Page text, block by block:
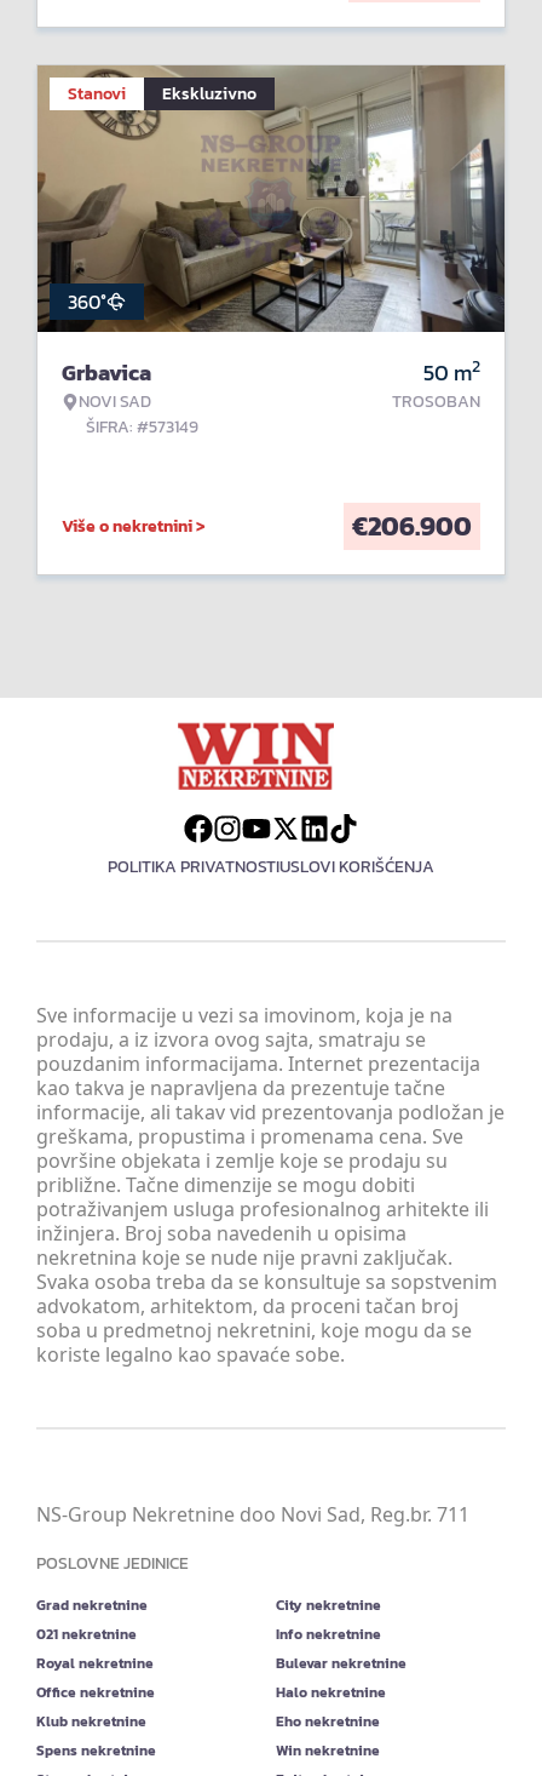
Stanovi Ekskluzivno
360°
Grbavica
NOVI SAD
ŠIFRA: #573149
50 m2
TROSOBAN
Više o nekretnini > €206.900
POLITIKA PRIVATNOSTIUSLOVI KORIŠĆENJA
Sve informacije u vezi sa imovinom, koja je na
prodaju, a iz izvora ovog sajta, smatraju se
pouzdanim informacijama. Internet prezentacija
kao takva je napravljena da prezentuje tačne
informacije, ali takav vid prezentovanja podložan je
greškama, propustima i promenama cena. Sve
površine objekata i zemlje koje se prodaju su
približne. Tačne dimenzije se mogu dobiti
potraživanjem usluga profesionalnog arhitekte ili
inžinjera. Broj soba navedenih u opisima
nekretnina koje se nude nije pravni zaključak.
Svaka osoba treba da se konsultuje sa sopstvenim
advokatom, arhitektom, da proceni tačan broj
soba u predmetnoj nekretnini, koje mogu da se
koriste legalno kao spavaće sobe.
NS-Group Nekretnine doo Novi Sad, Reg.br. 711
POSLOVNE JEDINICE
Grad nekretnine
City nekretnine
021 nekretnine
Info nekretnine
Royal nekretnine
Bulevar nekretnine
Office nekretnine
Halo nekretnine
Klub nekretnine
Eho nekretnine
Spens nekretnine
Win nekretnine